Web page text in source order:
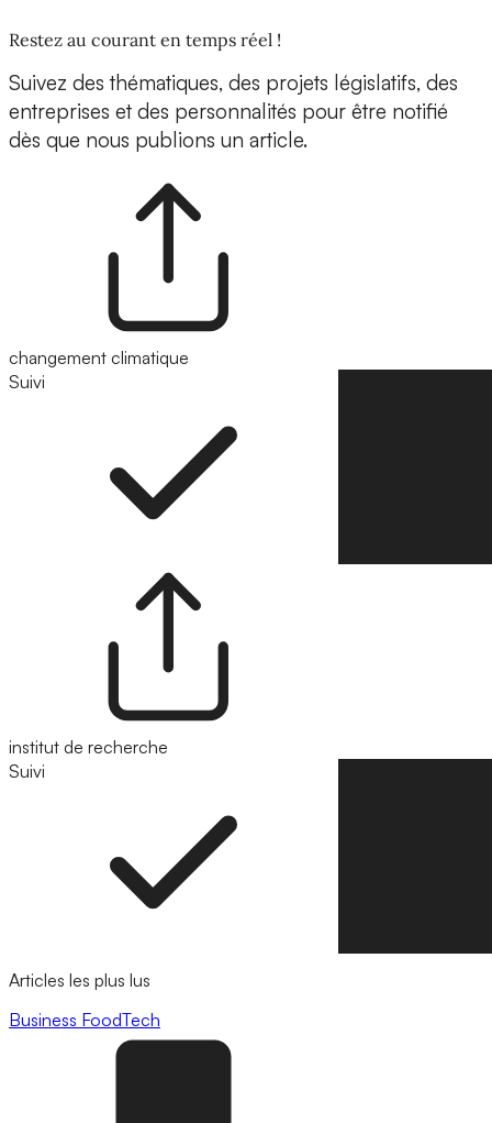
Restez au courant en temps réel !
Suivez des thématiques, des projets législatifs, des
entreprises et des personnalités pour être notifié
dès que nous publions un article.
changement climatique
Suivi
institut de recherche
Suivi
Articles les plus lus
Business FoodTech